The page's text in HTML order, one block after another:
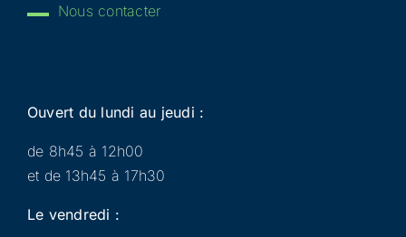
Nous contacter
Ouvert du lundi au jeudi :
de 8h45 à 12h00
et de 13h45 à 17h30
Le vendredi :